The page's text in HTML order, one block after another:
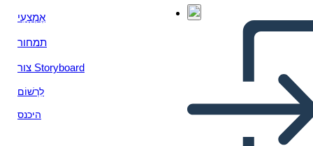
אֶמְצָעִי
תמחור
צור Storyboard
לִרְשׁוֹם
היכנס